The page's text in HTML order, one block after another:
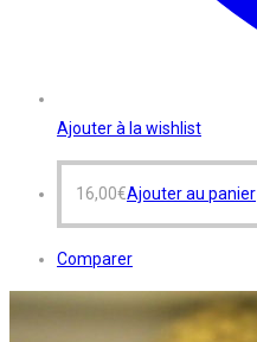
Ajouter à la wishlist
16,00€Ajouter au panier
Comparer